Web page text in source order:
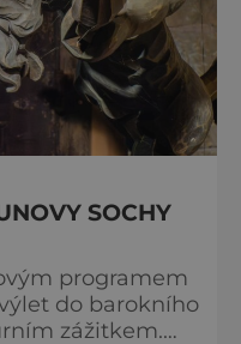
SOCHY
programem
do barokního
zážitkem.